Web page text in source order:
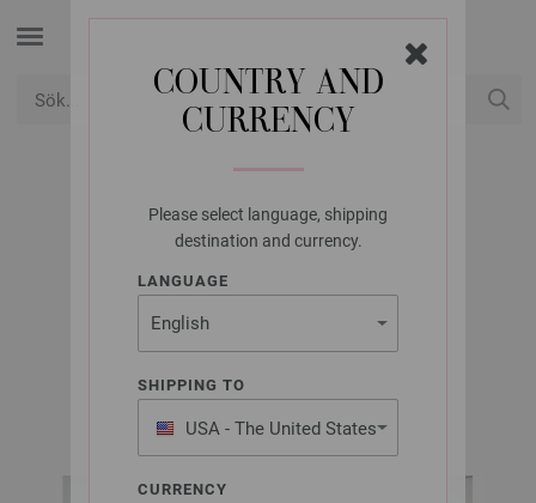
COUNTRY AND
CURRENCY
Please select language, shipping
destination and currency.
LANGUAGE
SHIPPING TO
USA - The United States
of America
CURRENCY
LANA GROSSA
PLAID ALTA MODA
COTOLANA
INFANTI EDITION No. 6 | Modell 28